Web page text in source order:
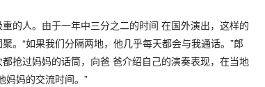
的人。由于一年中三分之二的时间 在国外演出，这样的
。“如果我们分隔两地，他几乎每天都会与我通话。”郎
抢过妈妈的话筒，向爸 爸介绍自己的演奏表现，在当地
妈妈的交流时间。”